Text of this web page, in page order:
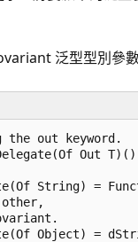
泛型型別參
out keyword.
Out
String) =
Object) =